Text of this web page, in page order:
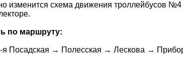
изменится схема движения троллейбусов
по маршруту:
Посадская → Полесская → Лескова →